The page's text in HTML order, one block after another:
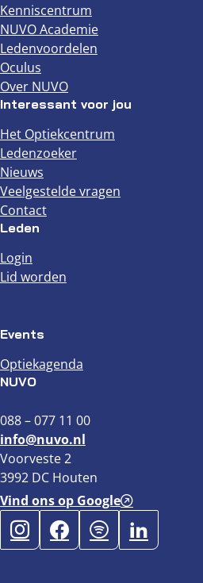
Kenniscentrum
NUVO Academie
Ledenvoordelen
Oculus
Over NUVO
Interessant voor jou
Het Optiekcentrum
Ledenzoeker
Nieuws
Veelgestelde vragen
Contact
Leden
Login
Lid worden
Events
Optiekagenda
NUVO
088 – 077 11 00
info@nuvo.nl
Voorveste 2
3992 DC Houten
Vind ons op Google